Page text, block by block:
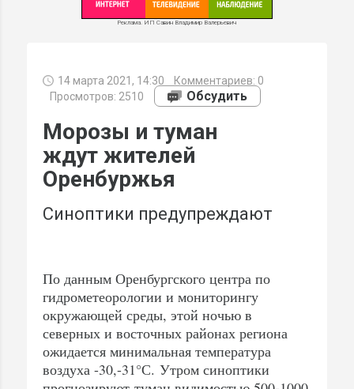
Реклама. ИП Савин Владимир Валерьевич
14 марта 2021, 14:30 Комментариев: 0
Просмотров: 2510
Обсудить
Морозы и туман
ждут жителей
Оренбуржья
Синоптики предупреждают
По данным Оренбургского центра по
гидрометеорологии и мониторингу
окружающей среды, этой ночью в
северных и восточных районах региона
ожидается минимальная температура
воздуха -30,-31°С. Утром синоптики